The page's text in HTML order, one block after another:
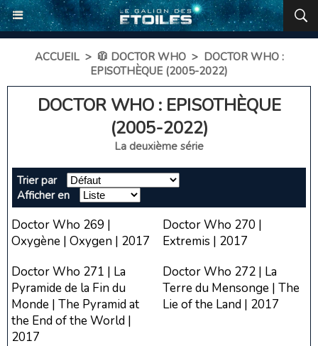
ACCUEIL > 🧥 DOCTOR WHO > DOCTOR WHO :
EPISOTHÈQUE (2005-2022)
DOCTOR WHO : EPISOTHÈQUE
(2005-2022)
La deuxième série
Trier par
Afficher en
Doctor Who 269 |
Oxygène | Oxygen | 2017
Doctor Who 270 |
Extremis | 2017
Doctor Who 271 | La
Pyramide de la Fin du
Monde | The Pyramid at
the End of the World |
2017
Doctor Who 272 | La
Terre du Mensonge | The
Lie of the Land | 2017